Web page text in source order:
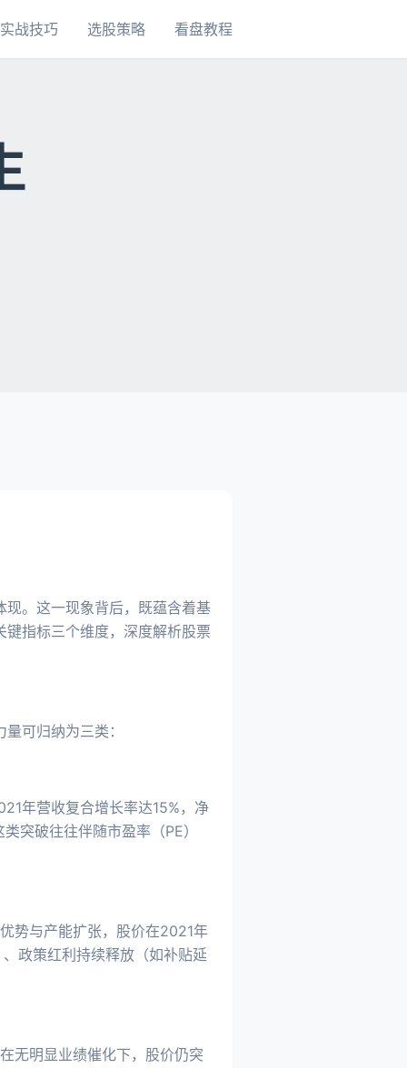
实战技巧 选股策略 看盘教程
。这一现象背后，既蕴含着基
指标三个维度，深度解析股票
可归纳为三类：
年营收复合增长率达15%，净
突破往往伴随市盈率（PE）
势与产能扩张，股价在2021年
政策红利持续释放（如补贴延
无明显业绩催化下，股价仍突